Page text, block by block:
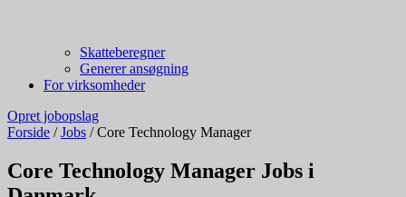
Skatteberegner
Generer ansøgning
For virksomheder
Opret jobopslag
Forside / Jobs / Core Technology Manager
Core Technology Manager Jobs i